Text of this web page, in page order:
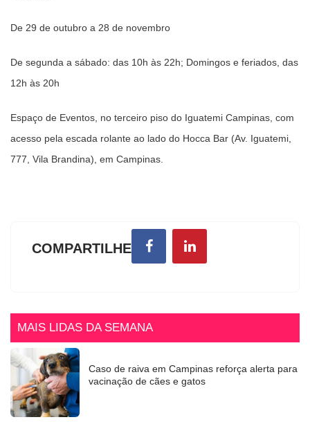
De 29 de outubro a 28 de novembro
De segunda a sábado: das 10h às 22h; Domingos e feriados, das
12h às 20h
Espaço de Eventos, no terceiro piso do Iguatemi Campinas, com
acesso pela escada rolante ao lado do Hocca Bar (Av. Iguatemi,
777, Vila Brandina), em Campinas.
COMPARTILHE
MAIS LIDAS DA SEMANA
Caso de raiva em Campinas reforça alerta para
vacinação de cães e gatos